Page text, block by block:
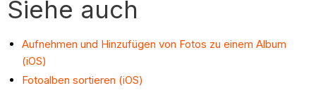
Siehe auch
Aufnehmen und Hinzufügen von Fotos zu einem Album
(iOS)
Fotoalben sortieren (iOS)